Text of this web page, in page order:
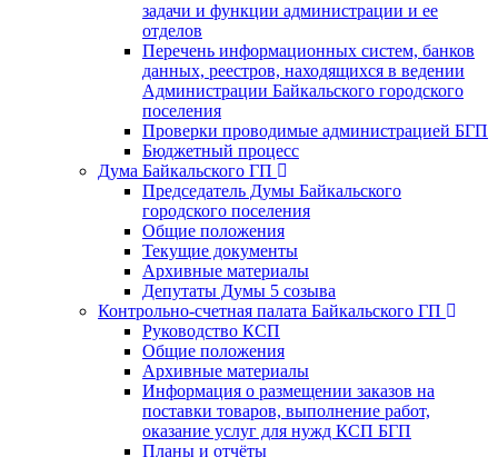
задачи и функции администрации и ее
отделов
Перечень информационных систем, банков
данных, реестров, находящихся в ведении
Администрации Байкальского городского
поселения
Проверки проводимые администрацией БГП
Бюджетный процесс
Дума Байкальского ГП
Председатель Думы Байкальского
городского поселения
Общие положения
Текущие документы
Архивные материалы
Депутаты Думы 5 созыва
Контрольно-счетная палата Байкальского ГП
Руководство КСП
Общие положения
Архивные материалы
Информация о размещении заказов на
поставки товаров, выполнение работ,
оказание услуг для нужд КСП БГП
Планы и отчёты